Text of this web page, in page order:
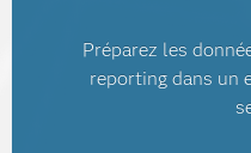
Préparez les
reporting dans un